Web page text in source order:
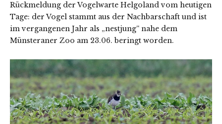
Rückmeldung der Vogelwarte Helgoland vom heutigen
Tage: der Vogel stammt aus der Nachbarschaft und ist
im vergangenen Jahr als „nestjung“ nahe dem
Münsteraner Zoo am 23.06. beringt worden.